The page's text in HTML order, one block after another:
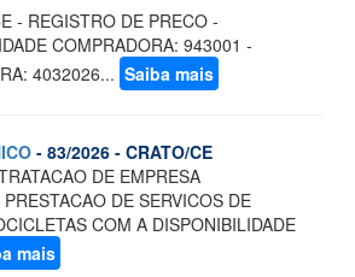
- REGISTRO DE PRECO -
COMPRADORA: 943001 -
4032026... Saiba mais
- 83/2026 - CRATO/CE
DE EMPRESA
DE SERVICOS DE
COM A DISPONIBILIDADE
mais